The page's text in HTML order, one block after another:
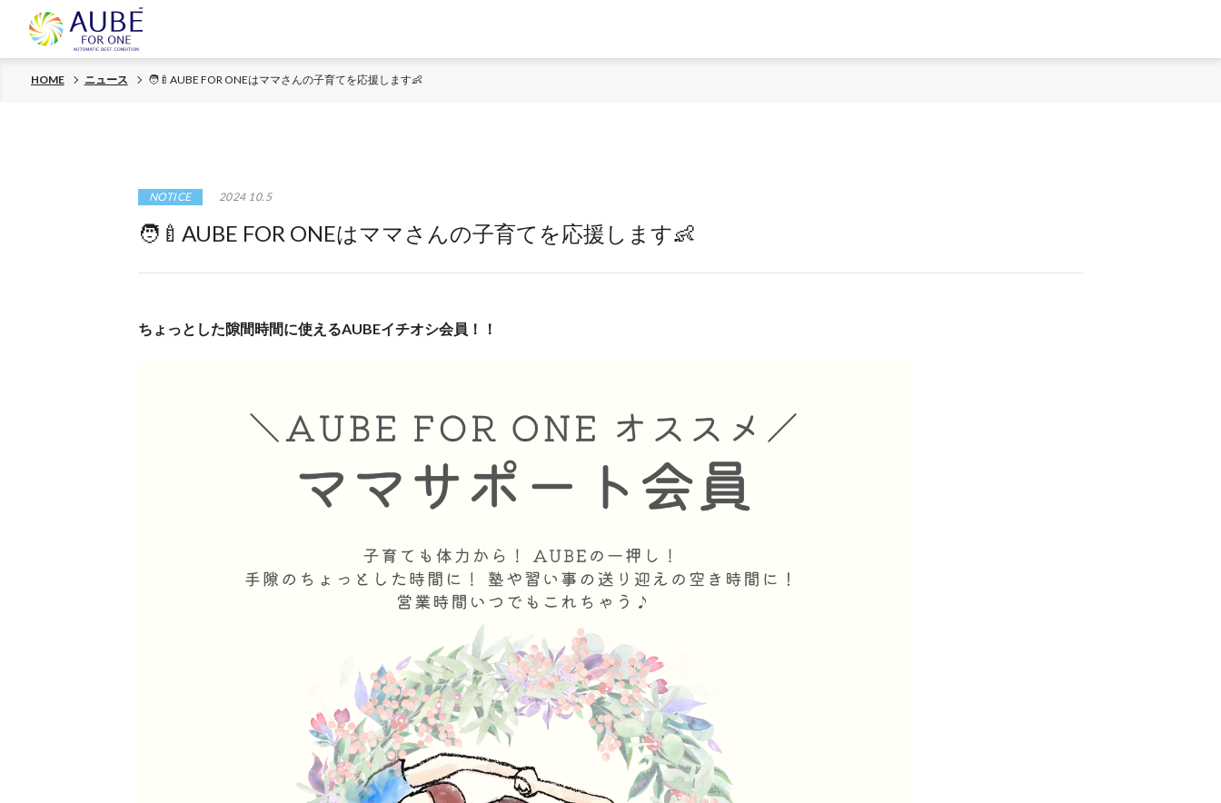
HOME ニュース 🧑‍🍼AUBE FOR ONEはママさんの子育てを応援します👶
NOTICE 2024 10.5
🧑‍🍼AUBE FOR ONEはママさんの子育てを応援します👶
ちょっとした隙間時間に使えるAUBEイチオシ会員！！